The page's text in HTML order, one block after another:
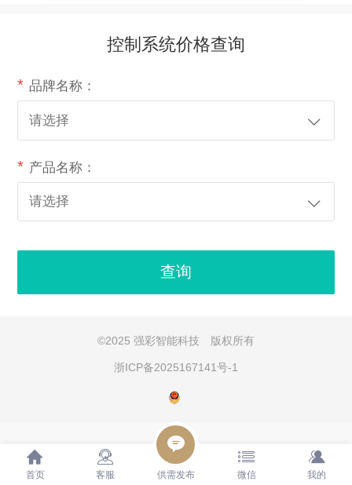
控制系统价格查询
* 品牌名称：
* 产品名称：
查询
©2025 强彩智能科技 版权所有
浙ICP备2025167141号-1
首页 客服 供需发布 微信 我的